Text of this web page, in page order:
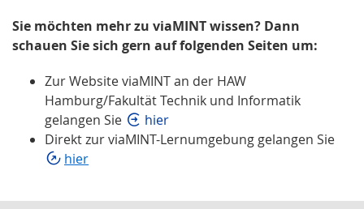
Sie möchten mehr zu viaMINT wissen? Dann
schauen Sie sich gern auf folgenden Seiten um:
Zur Website viaMINT an der HAW
Hamburg/Fakultät Technik und Informatik
gelangen Sie
hier
Direkt zur viaMINT-Lernumgebung gelangen Sie
hier